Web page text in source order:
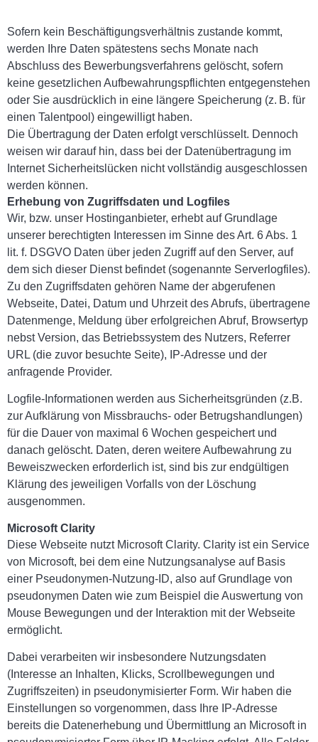
Sofern kein Beschäftigungsverhältnis zustande kommt,
werden Ihre Daten spätestens sechs Monate nach
Abschluss des Bewerbungsverfahrens gelöscht, sofern
keine gesetzlichen Aufbewahrungspflichten entgegenstehen
oder Sie ausdrücklich in eine längere Speicherung (z. B. für
einen Talentpool) eingewilligt haben.
Die Übertragung der Daten erfolgt verschlüsselt. Dennoch
weisen wir darauf hin, dass bei der Datenübertragung im
Internet Sicherheitslücken nicht vollständig ausgeschlossen
werden können.
Erhebung von Zugriffsdaten und Logfiles
Wir, bzw. unser Hostinganbieter, erhebt auf Grundlage
unserer berechtigten Interessen im Sinne des Art. 6 Abs. 1
lit. f. DSGVO Daten über jeden Zugriff auf den Server, auf
dem sich dieser Dienst befindet (sogenannte Serverlogfiles).
Zu den Zugriffsdaten gehören Name der abgerufenen
Webseite, Datei, Datum und Uhrzeit des Abrufs, übertragene
Datenmenge, Meldung über erfolgreichen Abruf, Browsertyp
nebst Version, das Betriebssystem des Nutzers, Referrer
URL (die zuvor besuchte Seite), IP-Adresse und der
anfragende Provider.
Logfile-Informationen werden aus Sicherheitsgründen (z.B.
zur Aufklärung von Missbrauchs- oder Betrugshandlungen)
für die Dauer von maximal 6 Wochen gespeichert und
danach gelöscht. Daten, deren weitere Aufbewahrung zu
Beweiszwecken erforderlich ist, sind bis zur endgültigen
Klärung des jeweiligen Vorfalls von der Löschung
ausgenommen.
Microsoft Clarity
Diese Webseite nutzt Microsoft Clarity. Clarity ist ein Service
von Microsoft, bei dem eine Nutzungsanalyse auf Basis
einer Pseudonymen-Nutzung-ID, also auf Grundlage von
pseudonymen Daten wie zum Beispiel die Auswertung von
Mouse Bewegungen und der Interaktion mit der Webseite
ermöglicht.
Dabei verarbeiten wir insbesondere Nutzungsdaten
(Interesse an Inhalten, Klicks, Scrollbewegungen und
Zugriffszeiten) in pseudonymisierter Form. Wir haben die
Einstellungen so vorgenommen, dass Ihre IP-Adresse
bereits die Datenerhebung und Übermittlung an Microsoft in